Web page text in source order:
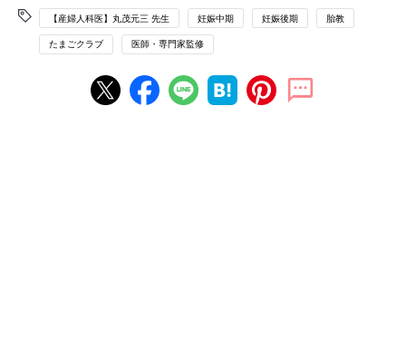
【産婦人科医】丸茂元三 先生 妊娠中期 妊娠後期 胎教
たまごクラブ 医師・専門家監修